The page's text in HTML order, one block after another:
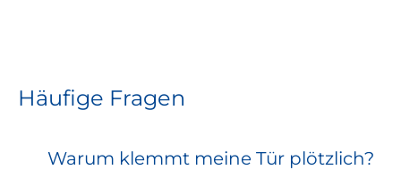
Häufige Fragen
Warum klemmt meine Tür plötzlich?